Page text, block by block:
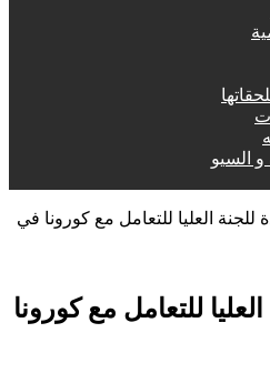
و السيو
للجنة العليا للتعامل مع كورونا في
للتعامل مع كورونا